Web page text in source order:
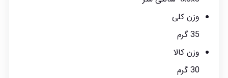
وزن کلی
35 گرم
وزن کالا
30 گرم